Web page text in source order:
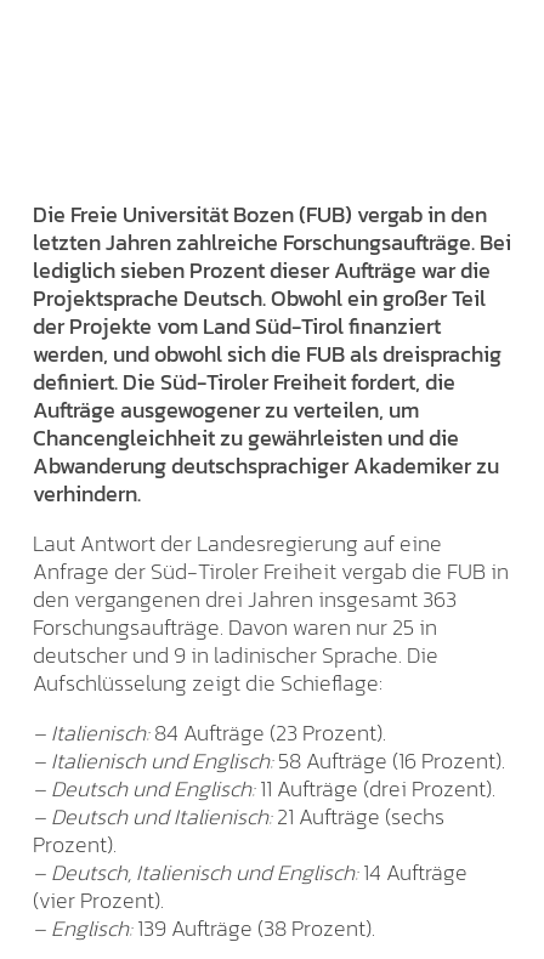
Die Freie Universität Bozen (FUB) vergab in den
letzten Jahren zahlreiche Forschungsaufträge. Bei
lediglich sieben Prozent dieser Aufträge war die
Projektsprache Deutsch. Obwohl ein großer Teil
der Projekte vom Land Süd-Tirol finanziert
werden, und obwohl sich die FUB als dreisprachig
definiert. Die Süd-Tiroler Freiheit fordert, die
Aufträge ausgewogener zu verteilen, um
Chancengleichheit zu gewährleisten und die
Abwanderung deutschsprachiger Akademiker zu
verhindern.
Laut Antwort der Landesregierung auf eine
Anfrage der Süd-Tiroler Freiheit vergab die FUB in
den vergangenen drei Jahren insgesamt 363
Forschungsaufträge. Davon waren nur 25 in
deutscher und 9 in ladinischer Sprache. Die
Aufschlüsselung zeigt die Schieflage:
– Italienisch:84 Aufträge (23 Prozent).
– Italienisch und Englisch:58 Aufträge (16 Prozent).
– Deutsch und Englisch:11 Aufträge (drei Prozent).
– Deutsch und Italienisch:21 Aufträge (sechs
Prozent).
– Deutsch, Italienisch und Englisch:14 Aufträge
(vier Prozent).
– Englisch:139 Aufträge (38 Prozent).